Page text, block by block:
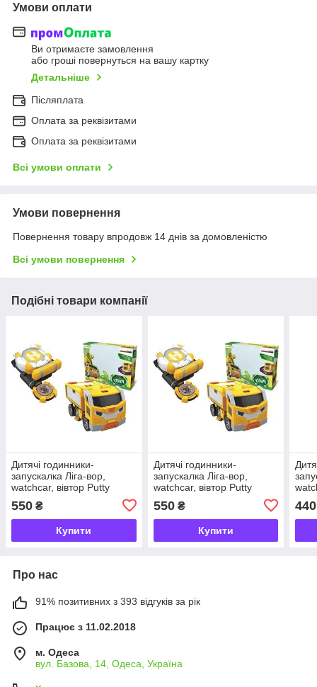
Умови оплати
Ви отримаєте замовлення
або гроші повернуться на вашу картку
Детальніше
Післяплата
Оплата за реквізитами
Оплата за реквізитами
Всі умови оплати
Умови повернення
Повернення товару впродовж 14 днів за домовленістю
Всі умови повернення
Подібні товари компанії
Дитячі годинники-
запускалка Ліга-вор,
watchcar, вівтор Putty
550 ₴
Купити
Дитячі годинники-
запускалка Ліга-вор,
watchcar, вівтор Putty
550₴
Купити
440
Про нас
91% позитивних з 393 відгуків за рік
Працює з 11.02.2018
м. Одеса
вул. Базова, 14, Одеса, Україна